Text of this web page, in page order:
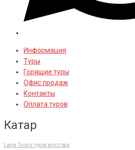
Информация
Туры
Горящие туры
Офис продаж
Контакты
Оплата туров
Катар
Lana Tours турагентство